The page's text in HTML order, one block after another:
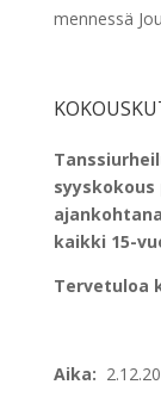
mennessä
kaikki 15-
Tervetuloa
Aika: